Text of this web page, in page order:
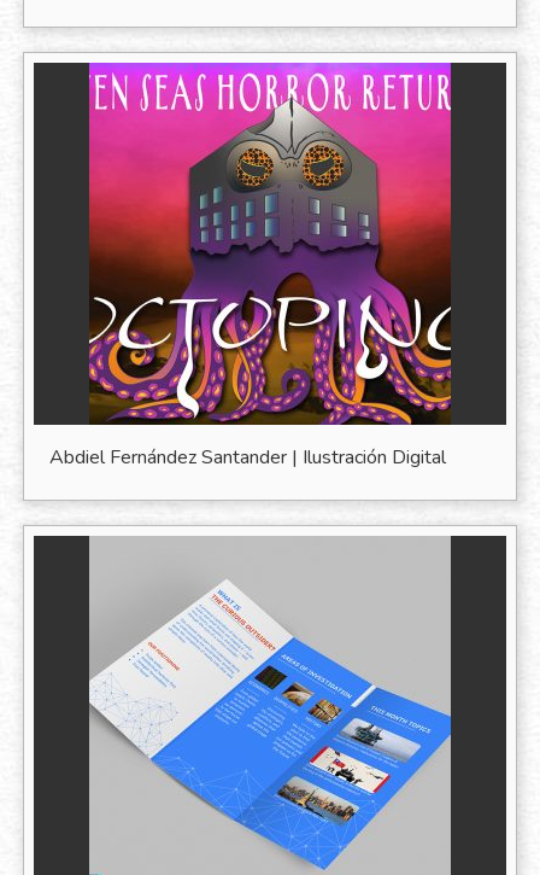
Abdiel Fernández Santander | Ilustración Digital